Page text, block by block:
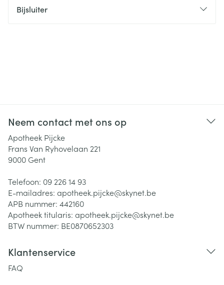
Bijsluiter
Neem contact met ons op
Apotheek Pijcke
Frans Van Ryhovelaan 221
9000 Gent
Telefoon: 09 226 14 93
E-mailadres: apotheek.pijcke@skynet.be
APB nummer: 442160
Apotheek titularis: apotheek.pijcke@skynet.be
BTW nummer: BE0870652303
Klantenservice
FAQ